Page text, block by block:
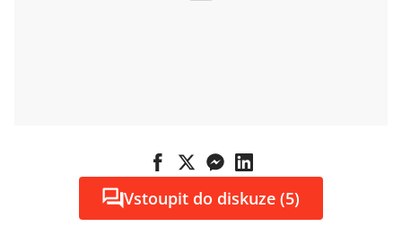
Vstoupit do diskuze (5)